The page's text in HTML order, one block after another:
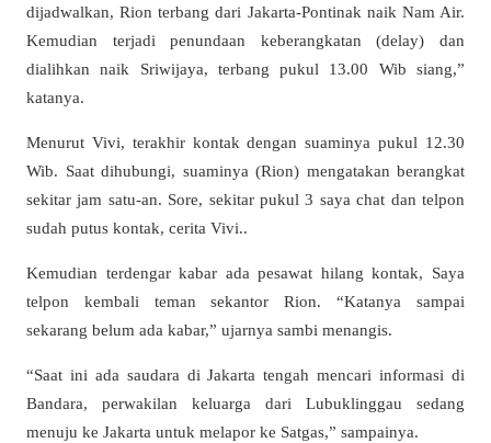
dijadwalkan, Rion terbang dari Jakarta-Pontinak naik Nam Air.
Kemudian terjadi penundaan keberangkatan (delay) dan
dialihkan naik Sriwijaya, terbang pukul 13.00 Wib siang,”
katanya.
Menurut Vivi, terakhir kontak dengan suaminya pukul 12.30
Wib. Saat dihubungi, suaminya (Rion) mengatakan berangkat
sekitar jam satu-an. Sore, sekitar pukul 3 saya chat dan telpon
sudah putus kontak, cerita Vivi..
Kemudian terdengar kabar ada pesawat hilang kontak, Saya
telpon kembali teman sekantor Rion. “Katanya sampai
sekarang belum ada kabar,” ujarnya sambi menangis.
“Saat ini ada saudara di Jakarta tengah mencari informasi di
Bandara, perwakilan keluarga dari Lubuklinggau sedang
menuju ke Jakarta untuk melapor ke Satgas,” sampainya.